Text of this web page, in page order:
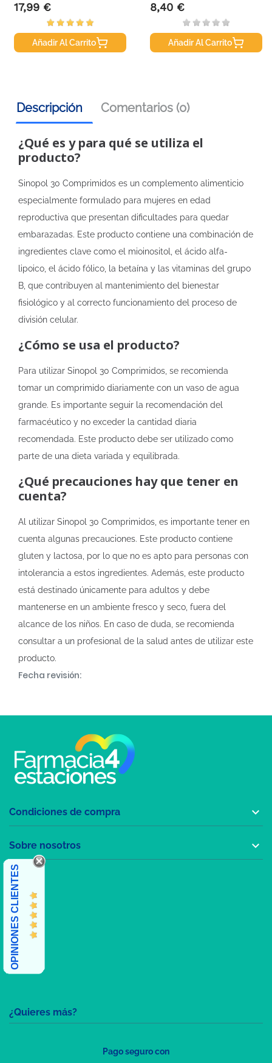
Precio
17,99 €
Añadir Al Carrito
Precio
8,40 €
Añadir Al Carrito
Descripción Comentarios (0)
¿Qué es y para qué se utiliza el
producto?
Sinopol 30 Comprimidos es un complemento alimenticio
especialmente formulado para mujeres en edad
reproductiva que presentan dificultades para quedar
embarazadas. Este producto contiene una combinación de
ingredientes clave como el mioinositol, el ácido alfa-
lipoico, el ácido fólico, la betaína y las vitaminas del grupo
B, que contribuyen al mantenimiento del bienestar
fisiológico y al correcto funcionamiento del proceso de
división celular.
¿Cómo se usa el producto?
Para utilizar Sinopol 30 Comprimidos, se recomienda
tomar un comprimido diariamente con un vaso de agua
grande. Es importante seguir la recomendación del
farmacéutico y no exceder la cantidad diaria
recomendada. Este producto debe ser utilizado como
parte de una dieta variada y equilibrada.
¿Qué precauciones hay que tener en
cuenta?
Al utilizar Sinopol 30 Comprimidos, es importante tener en
cuenta algunas precauciones. Este producto contiene
gluten y lactosa, por lo que no es apto para personas con
intolerancia a estos ingredientes. Además, este producto
está destinado únicamente para adultos y debe
mantenerse en un ambiente fresco y seco, fuera del
alcance de los niños. En caso de duda, se recomienda
consultar a un profesional de la salud antes de utilizar este
producto.
Fecha revisión:
¿Quieres más?
Condiciones de compra 
Sobre nosotros 
OPINIONES CLIENTES
Pago seguro con